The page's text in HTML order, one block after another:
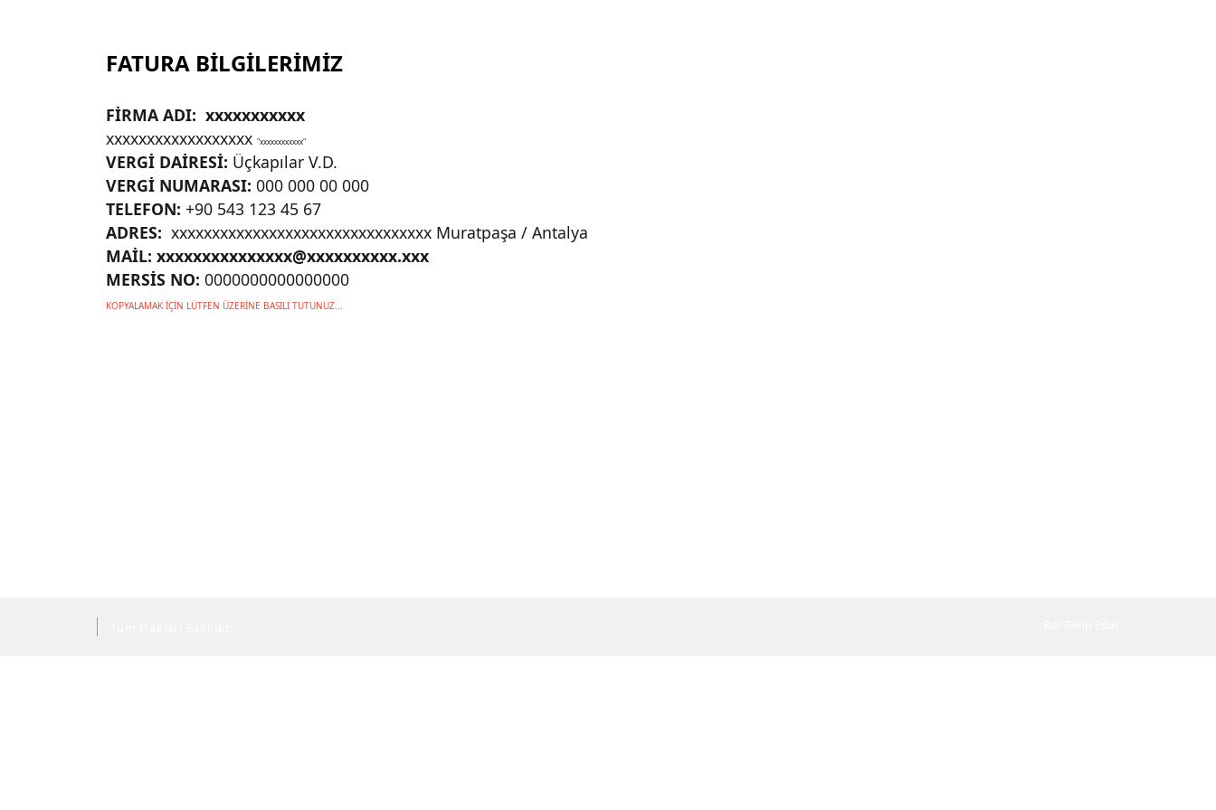
FATURA BİLGİLERİMİZ
FİRMA ADI: xxxxxxxxxxx
xxxxxxxxxxxxxxxxxx "xxxxxxxxxxxx"
VERGİ DAİRESİ: Üçkapılar V.D.
VERGİ NUMARASI: 000 000 00 000
TELEFON: +90 543 123 45 67
ADRES: xxxxxxxxxxxxxxxxxxxxxxxxxxxxxxxx Muratpaşa / Antalya
MAİL: xxxxxxxxxxxxxxx@xxxxxxxxxx.xxx
MERSİS NO: 0000000000000000
KOPYALAMAK İÇİN LÜTFEN ÜZERİNE BASILI TUTUNUZ...